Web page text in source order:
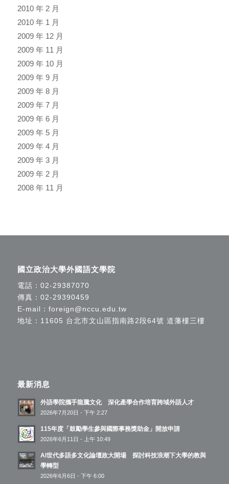
2010 年 2 月
2010 年 1 月
2009 年 12 月
2009 年 11 月
2009 年 10 月
2009 年 9 月
2009 年 8 月
2009 年 7 月
2009 年 6 月
2009 年 5 月
2009 年 4 月
2009 年 3 月
2009 年 2 月
2008 年 11 月
國立政治大學外國語文學院
電話： 02-29387070
傳真：02-29390459
E-mail： foreign@nccu.edu.tw
地址：11605 台北市文山區指南路2段64號 道藩樓三樓
最新消息
外語學院攜手龍騰文化 深化產學合作培育跨域外語人才
2026年7月20日 - 下午 2:27
115年度「鼓勵學生參與國際事務獎助金」開放申請
2026年6月11日 - 上午 10:49
AI世代多語多文化論壇政大開場 探討科技浪潮下大學的教與
學轉型
2026年6月6日 - 下午 6:00